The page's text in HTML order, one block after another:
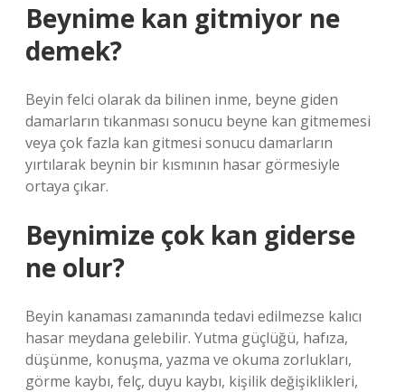
Beynime kan gitmiyor ne
demek?
Beyin felci olarak da bilinen inme, beyne giden
damarların tıkanması sonucu beyne kan gitmemesi
veya çok fazla kan gitmesi sonucu damarların
yırtılarak beynin bir kısmının hasar görmesiyle
ortaya çıkar.
Beynimize çok kan giderse
ne olur?
Beyin kanaması zamanında tedavi edilmezse kalıcı
hasar meydana gelebilir. Yutma güçlüğü, hafıza,
düşünme, konuşma, yazma ve okuma zorlukları,
görme kaybı, felç, duyu kaybı, kişilik değişiklikleri,